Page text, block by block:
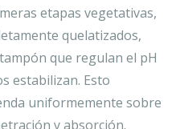
etapas vegetativas,
quelatizados,
que regulan el pH
estabilizan. Esto
uniformemente sobre
y absorción.